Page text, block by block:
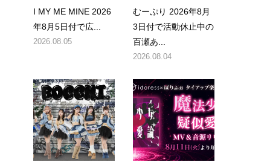
I MY ME MINE 2026
年8月5日付で広...
2026.08.05
むーぷり 2026年8月
3日付で活動休止中の
百瀬あ...
2026.08.04